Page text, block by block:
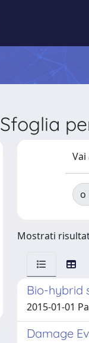
Sfoglia
Vai
o
Mostrati
Bio-hybrid
2015-01-01
Damage